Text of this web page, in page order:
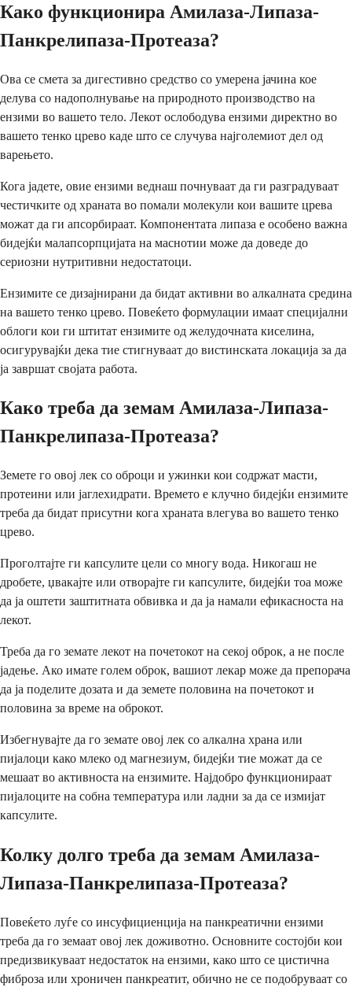
Како функционира Амилаза-Липаза-
Панкрелипаза-Протеаза?
Ова се смета за дигестивно средство со умерена јачина кое
делува со надополнување на природното производство на
ензими во вашето тело. Лекот ослободува ензими директно во
вашето тенко црево каде што се случува најголемиот дел од
варењето.
Кога јадете, овие ензими веднаш почнуваат да ги разградуваат
честичките од храната во помали молекули кои вашите црева
можат да ги апсорбираат. Компонентата липаза е особено важна
бидејќи малапсорпцијата на маснотии може да доведе до
сериозни нутритивни недостатоци.
Ензимите се дизајнирани да бидат активни во алкалната средина
на вашето тенко црево. Повеќето формулации имаат специјални
облоги кои ги штитат ензимите од желудочната киселина,
осигурувајќи дека тие стигнуваат до вистинската локација за да
ја завршат својата работа.
Како треба да земам Амилаза-Липаза-
Панкрелипаза-Протеаза?
Земете го овој лек со оброци и ужинки кои содржат масти,
протеини или јаглехидрати. Времето е клучно бидејќи ензимите
треба да бидат присутни кога храната влегува во вашето тенко
црево.
Проголтајте ги капсулите цели со многу вода. Никогаш не
дробете, џвакајте или отворајте ги капсулите, бидејќи тоа може
да ја оштети заштитната обвивка и да ја намали ефикасноста на
лекот.
Треба да го земате лекот на почетокот на секој оброк, а не после
јадење. Ако имате голем оброк, вашиот лекар може да препорача
да ја поделите дозата и да земете половина на почетокот и
половина за време на оброкот.
Избегнувајте да го земате овој лек со алкална храна или
пијалоци како млеко од магнезиум, бидејќи тие можат да се
мешаат во активноста на ензимите. Најдобро функционираат
пијалоците на собна температура или ладни за да се измијат
капсулите.
Колку долго треба да земам Амилаза-
Липаза-Панкрелипаза-Протеаза?
Повеќето луѓе со инсуфициенција на панкреатични ензими
треба да го земаат овој лек доживотно. Основните состојби кои
предизвикуваат недостаток на ензими, како што се цистична
фиброза или хроничен панкреатит, обично не се подобруваат со